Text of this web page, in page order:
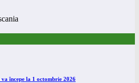
începe la 1 octombrie 2026